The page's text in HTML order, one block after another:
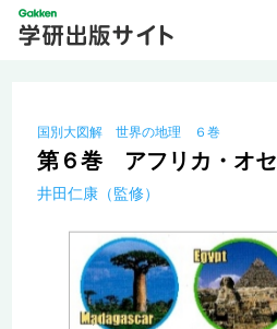
国別大図解 世界の地理 ６巻
第６巻 アフリカ・オセ
井田仁康（監修）